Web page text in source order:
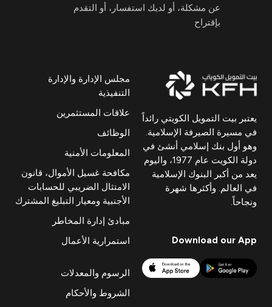
عن مشكلة، أو لديك استفسار، أو التقدم
بإقتراح
يعتبر بيت التمويل الكويتي رائداً
في مسيرة الصيرفة الإسلامية.
وهو أول بنك إسلامي أنشئ في
دولة الكويت عام 1977، واليوم
يعد من أكبر البنوك الإسلامية
في العالم. وأكثرها شهرة
ونجاحاً.
Download our App
مجلس الإدارة والإدارة
التنفيذية
علاقات المستثمرين
الوظائف
المعلومات الأمنية
مكافحة غسيل الأموال، قانون
الامتثال الضريبي للحسابات
الأجنبية ومعيار التبليغ المشترك
مبادئ إدارة المخاطر
استمرارية الأعمال
الرسوم والمعدلات
الشروط والأحكام